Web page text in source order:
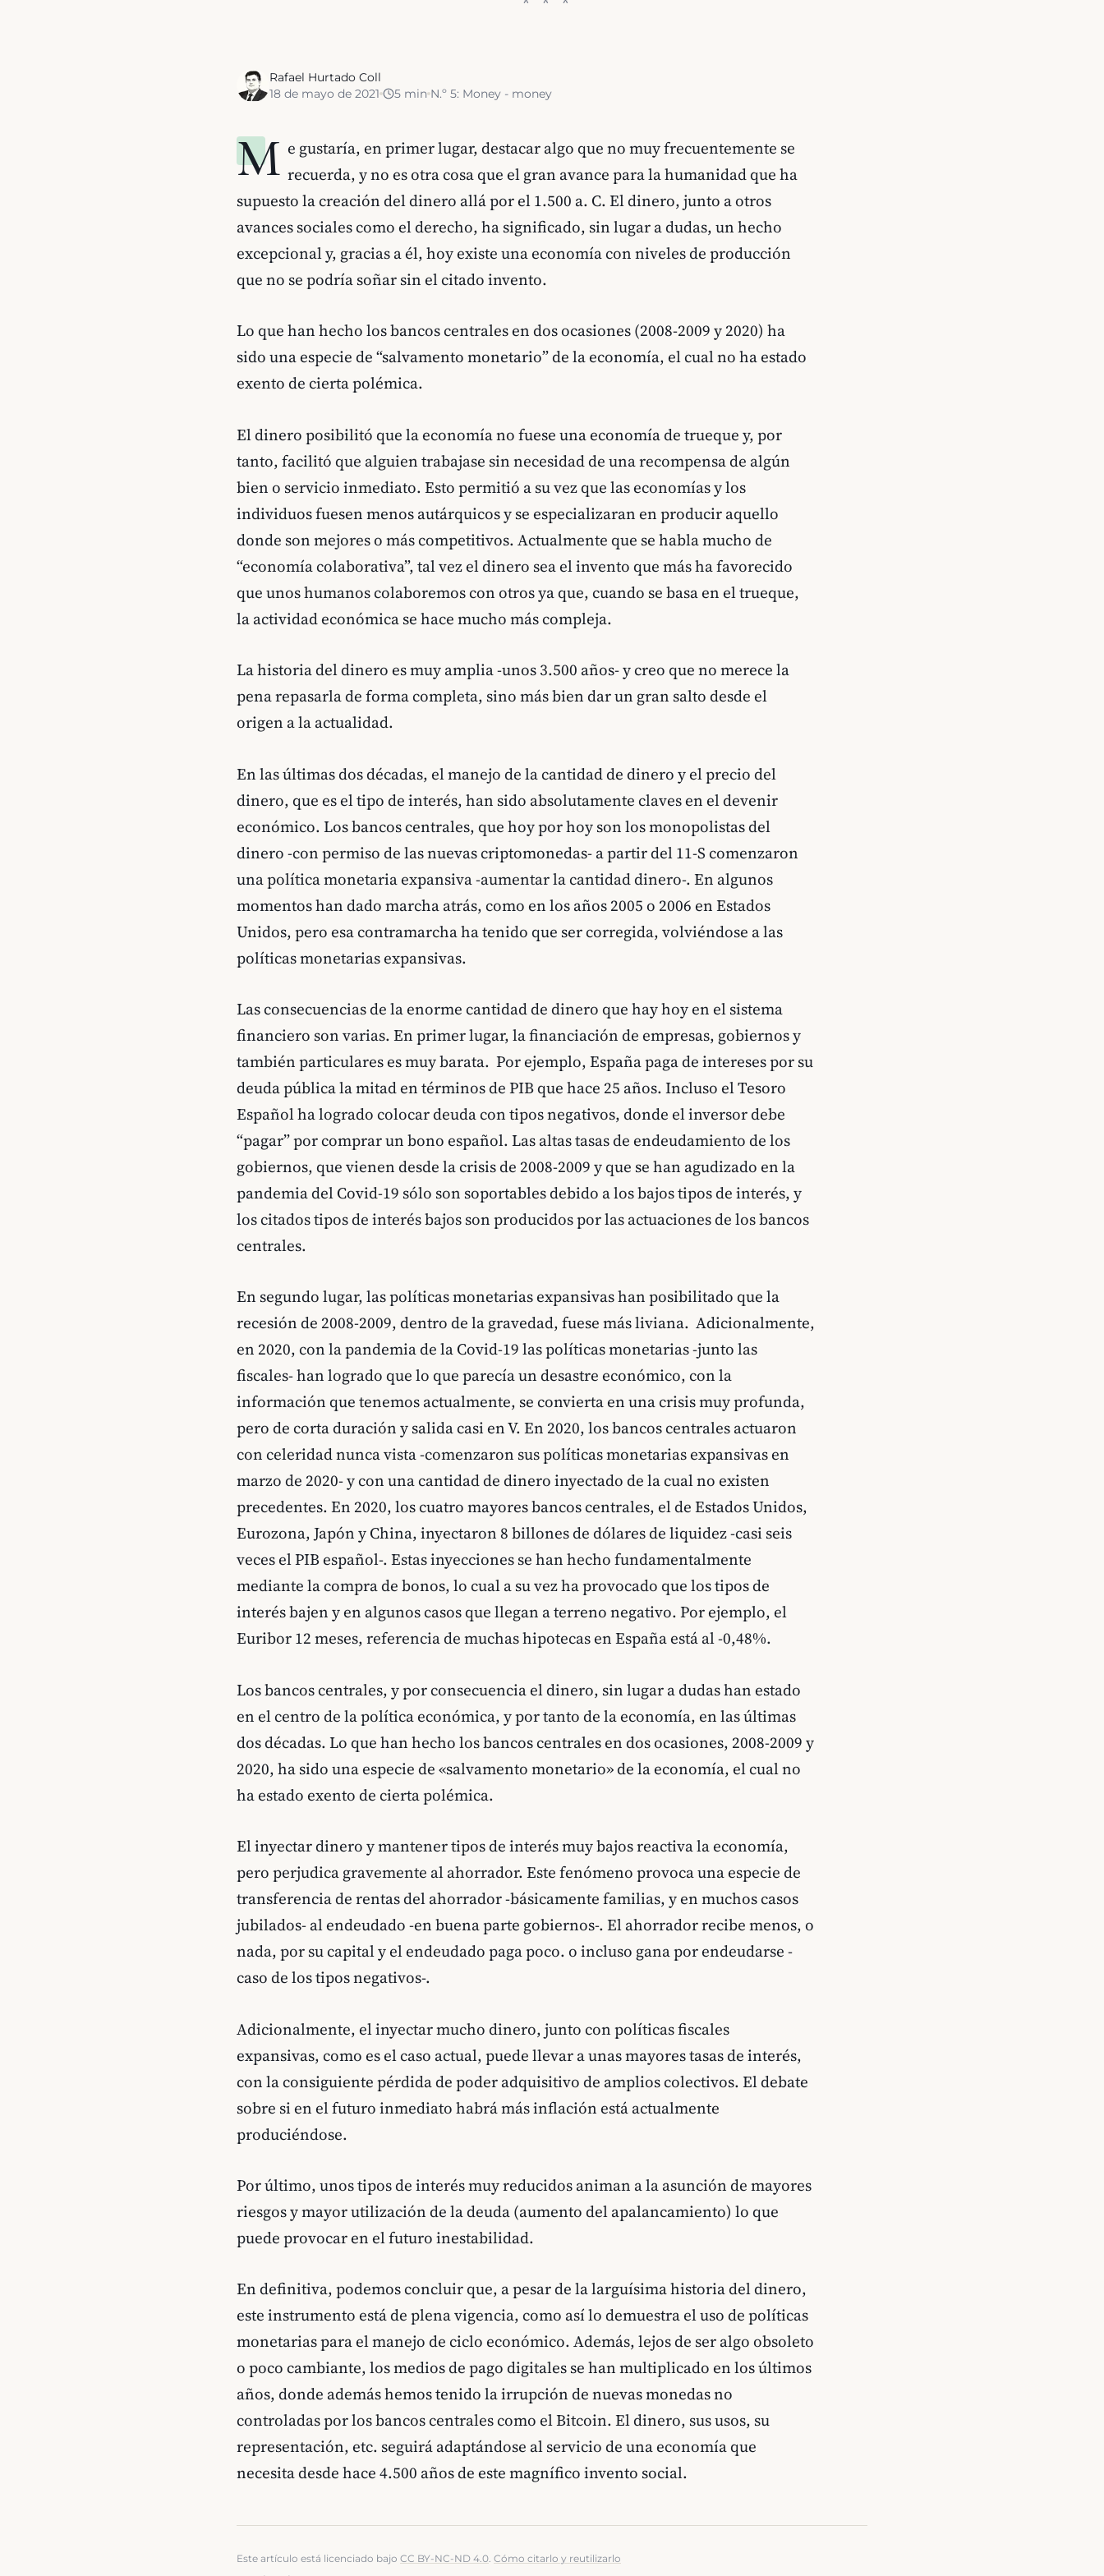
Rafael Hurtado Coll
18 de mayo de 2021
5 min N.º 5: Money - money
M e gustaría, en primer lugar, destacar algo que no muy frecuentemente se
recuerda, y no es otra cosa que el gran avance para la humanidad que ha
supuesto la creación del dinero allá por el 1.500 a. C. El dinero, junto a otros
avances sociales como el derecho, ha significado, sin lugar a dudas, un hecho
excepcional y, gracias a él, hoy existe una economía con niveles de producción
que no se podría soñar sin el citado invento.
Lo que han hecho los bancos centrales en dos ocasiones (2008-2009 y 2020) ha
sido una especie de “salvamento monetario” de la economía, el cual no ha estado
exento de cierta polémica.
El dinero posibilitó que la economía no fuese una economía de trueque y, por
tanto, facilitó que alguien trabajase sin necesidad de una recompensa de algún
bien o servicio inmediato. Esto permitió a su vez que las economías y los
individuos fuesen menos autárquicos y se especializaran en producir aquello
donde son mejores o más competitivos. Actualmente que se habla mucho de
“economía colaborativa”, tal vez el dinero sea el invento que más ha favorecido
que unos humanos colaboremos con otros ya que, cuando se basa en el trueque,
la actividad económica se hace mucho más compleja.
La historia del dinero es muy amplia -unos 3.500 años- y creo que no merece la
pena repasarla de forma completa, sino más bien dar un gran salto desde el
origen a la actualidad.
En las últimas dos décadas, el manejo de la cantidad de dinero y el precio del
dinero, que es el tipo de interés, han sido absolutamente claves en el devenir
económico. Los bancos centrales, que hoy por hoy son los monopolistas del
dinero -con permiso de las nuevas criptomonedas- a partir del 11-S comenzaron
una política monetaria expansiva -aumentar la cantidad dinero-. En algunos
momentos han dado marcha atrás, como en los años 2005 o 2006 en Estados
Unidos, pero esa contramarcha ha tenido que ser corregida, volviéndose a las
políticas monetarias expansivas.
Las consecuencias de la enorme cantidad de dinero que hay hoy en el sistema
financiero son varias. En primer lugar, la financiación de empresas, gobiernos y
también particulares es muy barata. Por ejemplo, España paga de intereses por su
deuda pública la mitad en términos de PIB que hace 25 años. Incluso el Tesoro
Español ha logrado colocar deuda con tipos negativos, donde el inversor debe
“pagar” por comprar un bono español. Las altas tasas de endeudamiento de los
gobiernos, que vienen desde la crisis de 2008-2009 y que se han agudizado en la
pandemia del Covid-19 sólo son soportables debido a los bajos tipos de interés, y
los citados tipos de interés bajos son producidos por las actuaciones de los bancos
centrales.
En segundo lugar, las políticas monetarias expansivas han posibilitado que la
recesión de 2008-2009, dentro de la gravedad, fuese más liviana. Adicionalmente,
en 2020, con la pandemia de la Covid-19 las políticas monetarias -junto las
fiscales- han logrado que lo que parecía un desastre económico, con la
información que tenemos actualmente, se convierta en una crisis muy profunda,
pero de corta duración y salida casi en V. En 2020, los bancos centrales actuaron
con celeridad nunca vista -comenzaron sus políticas monetarias expansivas en
marzo de 2020- y con una cantidad de dinero inyectado de la cual no existen
precedentes. En 2020, los cuatro mayores bancos centrales, el de Estados Unidos,
Eurozona, Japón y China, inyectaron 8 billones de dólares de liquidez -casi seis
veces el PIB español-. Estas inyecciones se han hecho fundamentalmente
mediante la compra de bonos, lo cual a su vez ha provocado que los tipos de
interés bajen y en algunos casos que llegan a terreno negativo. Por ejemplo, el
Euribor 12 meses, referencia de muchas hipotecas en España está al -0,48%.
Los bancos centrales, y por consecuencia el dinero, sin lugar a dudas han estado
en el centro de la política económica, y por tanto de la economía, en las últimas
dos décadas. Lo que han hecho los bancos centrales en dos ocasiones, 2008-2009 y
2020, ha sido una especie de «salvamento monetario» de la economía, el cual no
ha estado exento de cierta polémica.
El inyectar dinero y mantener tipos de interés muy bajos reactiva la economía,
pero perjudica gravemente al ahorrador. Este fenómeno provoca una especie de
transferencia de rentas del ahorrador -básicamente familias, y en muchos casos
jubilados- al endeudado -en buena parte gobiernos-. El ahorrador recibe menos, o
nada, por su capital y el endeudado paga poco. o incluso gana por endeudarse -
caso de los tipos negativos-.
Adicionalmente, el inyectar mucho dinero, junto con políticas fiscales
expansivas, como es el caso actual, puede llevar a unas mayores tasas de interés,
con la consiguiente pérdida de poder adquisitivo de amplios colectivos. El debate
sobre si en el futuro inmediato habrá más inflación está actualmente
produciéndose.
Por último, unos tipos de interés muy reducidos animan a la asunción de mayores
riesgos y mayor utilización de la deuda (aumento del apalancamiento) lo que
puede provocar en el futuro inestabilidad.
En definitiva, podemos concluir que, a pesar de la larguísima historia del dinero,
este instrumento está de plena vigencia, como así lo demuestra el uso de políticas
monetarias para el manejo de ciclo económico. Además, lejos de ser algo obsoleto
o poco cambiante, los medios de pago digitales se han multiplicado en los últimos
años, donde además hemos tenido la irrupción de nuevas monedas no
controladas por los bancos centrales como el Bitcoin. El dinero, sus usos, su
representación, etc. seguirá adaptándose al servicio de una economía que
necesita desde hace 4.500 años de este magnífico invento social.
Este artículo está licenciado bajo CC BY-NC-ND 4.0. Cómo citarlo y reutilizarlo